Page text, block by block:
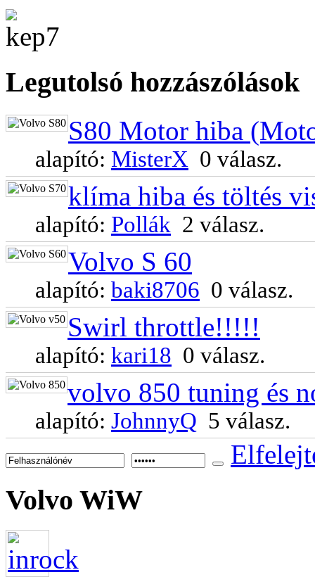
Legutolsó hozzászólások
S80 Motor hiba
alapító: MisterX 0 válasz.
klíma hiba és töltés
alapító: Pollák 2 válasz.
Volvo S 60
alapító: baki8706 0 válasz.
Swirl throttle!!!!!
alapító: kari18 0 válasz.
volvo 850 tuning és
alapító: JohnnyQ 5 válasz.
Volvo WiW